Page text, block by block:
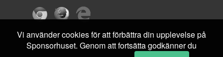
Vi använder cookies för att förbättra din upplevelse på
Sponsorhuset. Genom att fortsätta godkänner du